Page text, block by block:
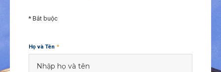
* Bắt buộc
Họ và Tên *